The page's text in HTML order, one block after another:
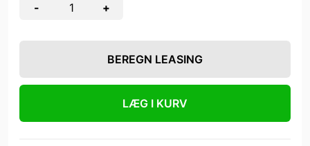
- +
BEREGN LEASING
LÆG I KURV